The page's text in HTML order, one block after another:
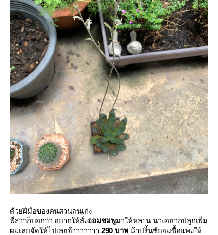
ด้วยฝีมือของคนสวนคนเก่ง
พี่สาวก็บอกว่า อยากให้สั่งออมชมพูมาให้หลาน นางอยากปลูกเพิ่ม
ผมเลยจัดให้ไปเลยจ้าาาาาาา 290 บาท น้าปริ้นซ์ยอมซื้อแพงให้